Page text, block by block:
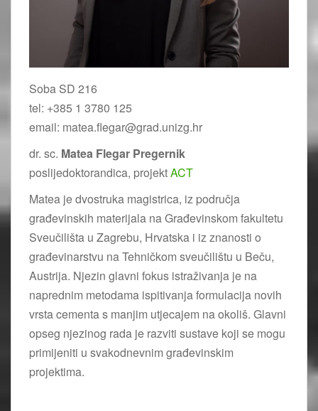
Soba SD 216
tel: +385 1 3780 125
email: matea.flegar@grad.unizg.hr
dr. sc. Matea Flegar Pregernik
poslijedoktorandica, projektACT
Matea je dvostruka magistrica, iz područja
građevinskih materijala na Građevinskom fakultetu
Sveučilišta u Zagrebu, Hrvatska i iz znanosti o
građevinarstvu na Tehničkom sveučilištu u Beču,
Austrija. Njezin glavni fokus istraživanja je na
naprednim metodama ispitivanja formulacija novih
vrsta cementa s manjim utjecajem na okoliš. Glavni
opseg njezinog rada je razviti sustave koji se mogu
primijeniti u svakodnevnim građevinskim
projektima.